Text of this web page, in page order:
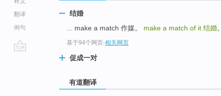
翻译
例句
结婚
... make a match 作媒。 make a match of it 结婚
基于94个网页-相关网页
促成一对
有道翻译